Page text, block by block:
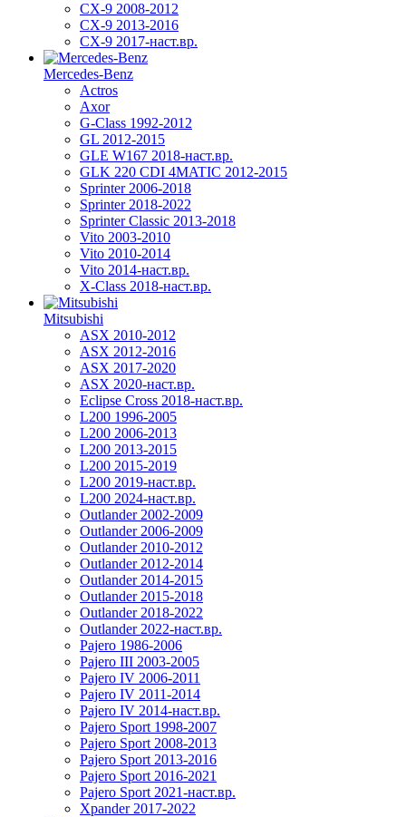
CX-9 2008-2012
CX-9 2013-2016
CX-9 2017-наст.вр.
Mercedes-Benz
Actros
Axor
G-Class 1992-2012
GL 2012-2015
GLE W167 2018-наст.вр.
GLK 220 CDI 4MATIC 2012-2015
Sprinter 2006-2018
Sprinter 2018-2022
Sprinter Classic 2013-2018
Vito 2003-2010
Vito 2010-2014
Vito 2014-наст.вр.
X-Class 2018-наст.вр.
Mitsubishi
ASX 2010-2012
ASX 2012-2016
ASX 2017-2020
ASX 2020-наст.вр.
Eclipse Cross 2018-наст.вр.
L200 1996-2005
L200 2006-2013
L200 2013-2015
L200 2015-2019
L200 2019-наст.вр.
L200 2024-наст.вр.
Outlander 2002-2009
Outlander 2006-2009
Outlander 2010-2012
Outlander 2012-2014
Outlander 2014-2015
Outlander 2015-2018
Outlander 2018-2022
Outlander 2022-наст.вр.
Pajero 1986-2006
Pajero III 2003-2005
Pajero IV 2006-2011
Pajero IV 2011-2014
Pajero IV 2014-наст.вр.
Pajero Sport 1998-2007
Pajero Sport 2008-2013
Pajero Sport 2013-2016
Pajero Sport 2016-2021
Pajero Sport 2021-наст.вр.
Xpander 2017-2022